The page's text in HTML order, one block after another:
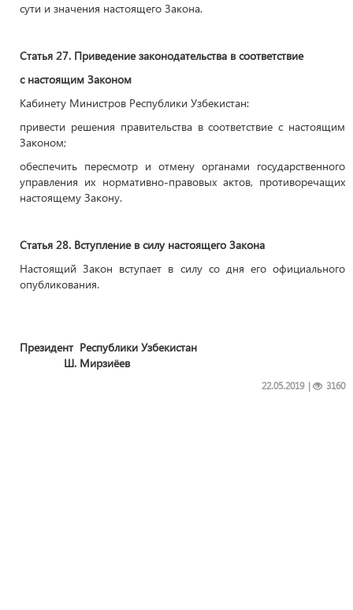
сути и значения настоящего Закона.
Статья 27. Приведение законодательства в соответствие
с настоящим Законом
Кабинету Министров Республики Узбекистан:
привести решения правительства в соответствие с настоящим
Законом;
обеспечить пересмотр и отмену органами государственного
управления их нормативно-правовых актов, противоречащих
настоящему Закону.
Статья 28. Вступление в силу настоящего Закона
Настоящий Закон вступает в силу со дня его официального
опубликования.
Президент Республики Узбекистан
Ш. Мирзиёев
| 3160
22.05.2019